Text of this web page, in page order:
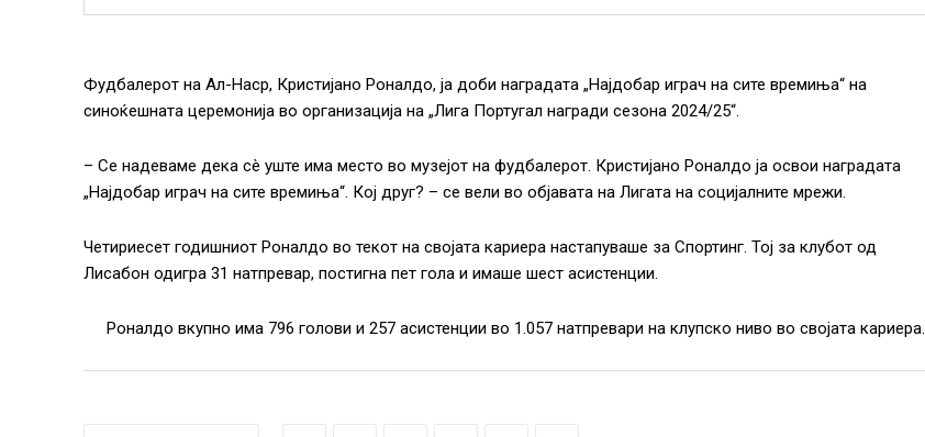
Фудбалерот на Ал-Наср, Кристијано Роналдо, ја доби наградата „Најдобар играч на сите времиња“ на
синоќешната церемонија во организација на „Лига Португал награди сезона 2024/25“.
– Се ​​надеваме дека сè уште има место во музејот на фудбалерот. Кристијано Роналдо ја освои наградата
„Најдобар играч на сите времиња“. Кој друг? – се вели во објавата на Лигата на социјалните мрежи.
Четириесет годишниот Роналдо во текот на својата кариера настапуваше за Спортинг. Тој за клубот од
Лисабон одигра 31 натпревар, постигна пет гола и имаше шест асистенции.
Роналдо вкупно има 796 голови и 257 асистенции во 1.057 натпревари на клупско ниво во својата кариера.